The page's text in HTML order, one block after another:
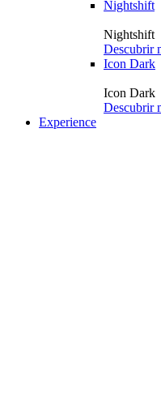
Nightshift
Nightshift
Descubrir
Icon Dark
Icon Dark
Descubrir
Experience